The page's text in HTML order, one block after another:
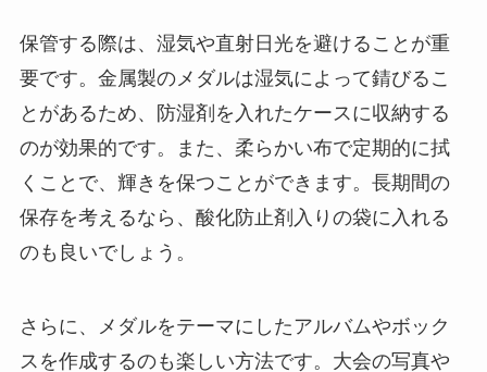
保管する際は、湿気や直射日光を避けることが重
要です。金属製のメダルは湿気によって錆びるこ
とがあるため、防湿剤を入れたケースに収納する
のが効果的です。また、柔らかい布で定期的に拭
くことで、輝きを保つことができます。長期間の
保存を考えるなら、酸化防止剤入りの袋に入れる
のも良いでしょう。
さらに、メダルをテーマにしたアルバムやボック
スを作成するのも楽しい方法です。大会の写真や